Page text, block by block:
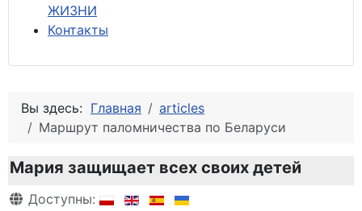
ЖИЗНИ
Контакты
Вы здесь: Главная
articles
Маршрут паломничества по Беларуси
Мария защищает всех своих детей
Информация о материале
Доступны: